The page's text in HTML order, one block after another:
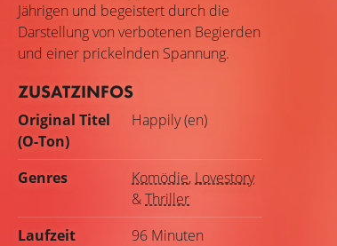
Jährigen und begeistert durch die
Darstellung von verbotenen Begierden
und einer prickelnden Spannung.
ZUSATZINFOS
Original Titel
(O-Ton)
Happily (en)
Genres Komödie, Lovestory
&Thriller
Laufzeit
96 Minuten